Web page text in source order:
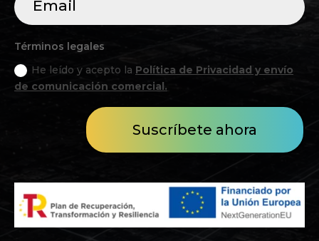
Términos legales
He leído y acepto la Política de Privacidad y envío
de comunicación comercial.
Suscríbete ahora